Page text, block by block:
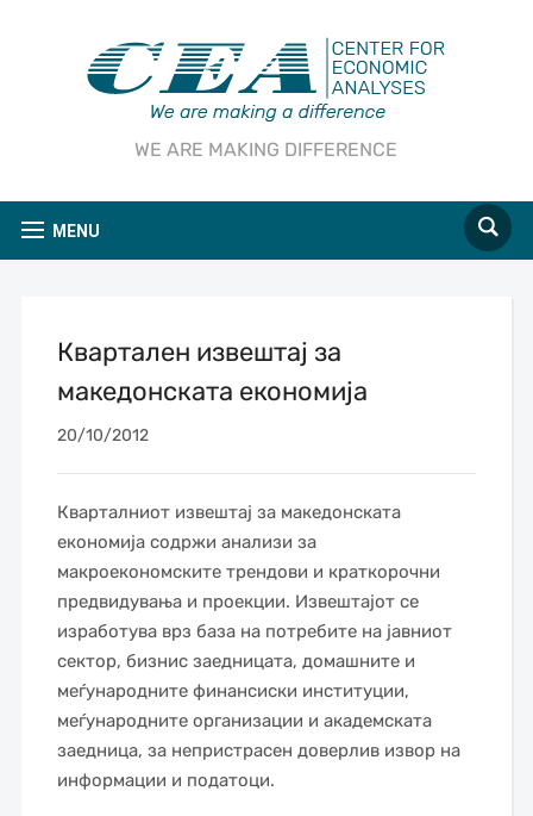
WE ARE MAKING DIFFERENCE
MENU
Квартален извештај за
македонската економија
20/10/2012
Кварталниот извештај за македонската
економија содржи анализи за
макроекономските трендови и краткорочни
предвидувања и проекции. Извештајот се
изработува врз база на потребите на јавниот
сектор, бизнис заедницата, домашните и
меѓународните финансиски институции,
меѓународните организации и академската
заедница, за непристрасен доверлив извор на
информации и податоци.